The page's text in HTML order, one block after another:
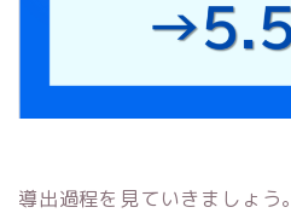
導出過程を見ていきましょう。